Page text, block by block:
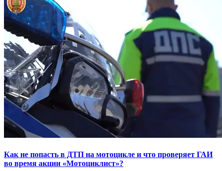
Как не попасть в ДТП на мотоцикле и что проверяет ГАИ
во время акции «Мотоциклист»?